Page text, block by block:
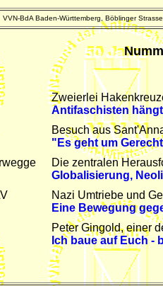
VVN-BdA Baden-Württemberg, Böblinger
Zweierlei
Antifaschisten
Besuch aus
"Es geht um
Die zentralen
Globalisierung,
Nazi Umtriebe und
Eine Bewegung
Peter Gingold, einer
Ich baue auf Euch -